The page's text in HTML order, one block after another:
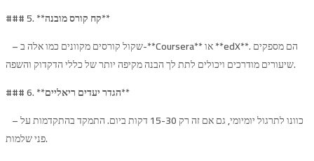
### 5. **קח קורס מובנה**
– שקול קורסים מקוונים כמו אלה ב-**Coursera** או **edX**. הם מספקים
שיעורים מודרכים ויכולים לתת לך הבנה מקיפה יותר של כללי הדקדוק והשפה.
### 6. **הגדר יעדים ריאליים**
– כוונו לתרגול יומיומי, גם אם זה רק 15-30 דקות ביום. התמקד בהתקדמות על
פני שלמות.